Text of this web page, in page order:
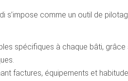
s’impose comme un outil de
spécifiques à chaque bâti, grâce
factures, équipements et